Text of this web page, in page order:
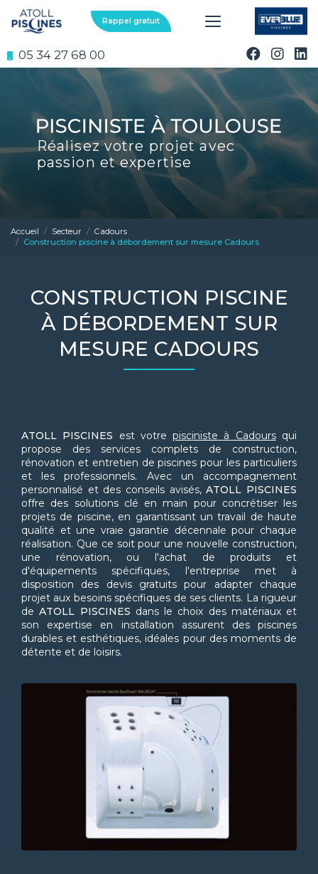
au
contenu
05 34 27 68 00
Rappel gratuit
Réalisez votre projet avec
passion et expertise
Accueil Secteur
Cadours
Construction piscine à débordement sur mesure Cadours
CONSTRUCTION PISCINE
À DÉBORDEMENT SUR
MESURE CADOURS
ATOLL PISCINES est votrepisciniste à Cadoursqui
propose des services complets de construction,
rénovation et entretien de piscines pour les particuliers
et les professionnels. Avec un accompagnement
personnalisé et des conseils avisés,ATOLL PISCINES
offre des solutions clé en main pour concrétiser les
projets de piscine, en garantissant un travail de haute
qualité et une vraie garantie décennale pour chaque
réalisation. Que ce soit pour une nouvelle construction,
une rénovation, ou l'achat de produits et
d'équipements spécifiques, l'entreprise met à
disposition des devis gratuits pour adapter chaque
projet aux besoins spécifiques de ses clients. La rigueur
deATOLL PISCINES dans le choix des matériaux et
son expertise en installation assurent des piscines
durables et esthétiques, idéales pour des moments de
détente et de loisirs.